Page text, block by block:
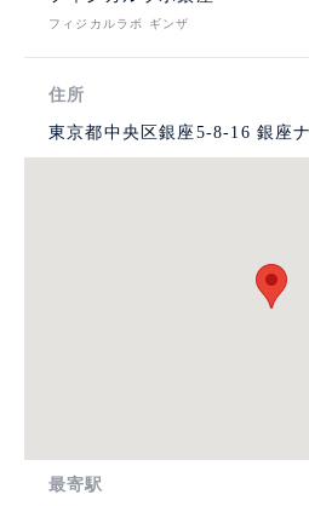
フィジカルラボ ギンザ
住所
東京都中央区銀座5-8-16 銀座
最寄駅